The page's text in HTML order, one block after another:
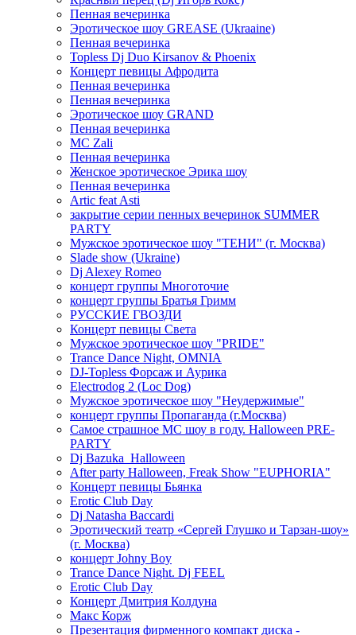
Пенная вечеринка
Эротическое шоу GREASE (Ukraaine)
Пенная вечеринка
Topless Dj Duo Kirsanov & Phoenix
Концерт певицы Афродита
Пенная вечеринка
Пенная вечеринка
Эротическое шоу GRAND
Пенная вечеринка
MC Zali
Пенная вечеринка
Женское эротическое Эрика шоу
Пенная вечеринка
Artic feat Asti
закрытие серии пенных вечеринок SUMMER
PARTY
Мужское эротическое шоу "ТЕНИ" (г. Москва)
Slade show (Ukraine)
Dj Alexey Romeo
концерт группы Многоточие
концерт группы Братья Гримм
РУССКИЕ ГВОЗДИ
Концерт певицы Света
Мужское эротическое шоу "PRIDE"
Trance Dance Night, OMNIA
DJ-Topless Форсаж и Аурика
Electrodog 2 (Loc Dog)
Мужское эротическое шоу "Неудержимые"
концерт группы Пропаганда (г.Москва)
Самое страшное МС шоу в году. Halloween PRE-
PARTY
Dj Bazuka_Halloween
After party Halloween, Freak Show "EUPHORIA"
Концерт певицы Бьянка
Erotic Club Day
Dj Natasha Baccardi
Эротический театр «Сергей Глушко и Тарзан-шоу»
(г. Москва)
концерт Johny Boy
Trance Dance Night. Dj FEEL
Erotic Club Day
Концерт Дмитрия Колдуна
Макс Корж
Презентация фирменного компакт диска -